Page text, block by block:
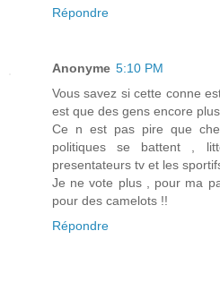
Répondre
Anonyme 5:10 PM
Vous savez si cette conne
est que des gens encore
Ce n est pas pire que
politiques se battent ,
presentateurs tv et les
Je ne vote plus , pour ma
pour des camelots !!
Répondre